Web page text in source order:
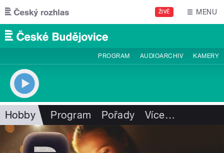
Přejít k hlavnímu obsahu
ŽIVĚ MENU
PROGRAM AUDIOARCHIV KAMERY
Hobby Program Pořady Více…